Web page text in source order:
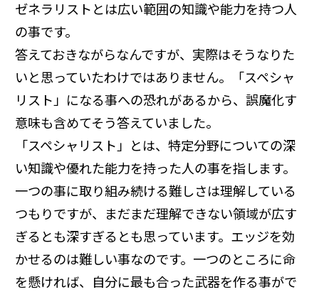
ゼネラリストとは広い範囲の知識や能力を持つ人
の事です。
答えておきながらなんですが、実際はそうなりた
いと思っていたわけではありません。「スペシャ
リスト」になる事への恐れがあるから、誤魔化す
意味も含めてそう答えていました。
「スペシャリスト」とは、特定分野についての深
い知識や優れた能力を持った人の事を指します。
一つの事に取り組み続ける難しさは理解している
つもりですが、まだまだ理解できない領域が広す
ぎるとも深すぎるとも思っています。エッジを効
かせるのは難しい事なのです。一つのところに命
を懸ければ、自分に最も合った武器を作る事がで